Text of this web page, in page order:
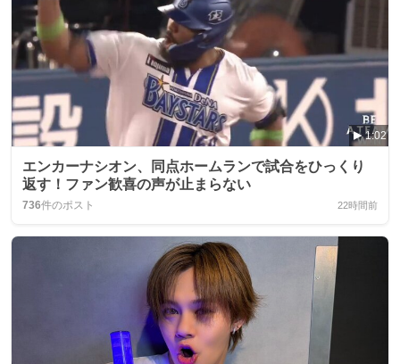
1:02
エンカーナシオン、同点ホームランで試合をひっくり
返す！ファン歓喜の声が止まらない
736件のポスト 22時間前